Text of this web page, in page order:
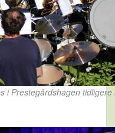
i Prestegårdshagen tidligere